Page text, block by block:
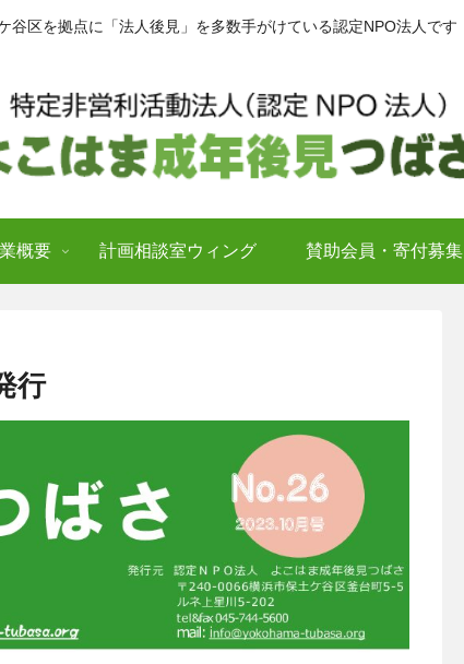
谷区を拠点に「法人後見」を多数手がけている認定NPO法人です
概要 計画相談室ウィング 賛助会員・寄付募集
行